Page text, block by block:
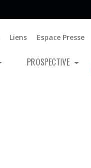
Liens Espace Presse
PROSPECTIVE